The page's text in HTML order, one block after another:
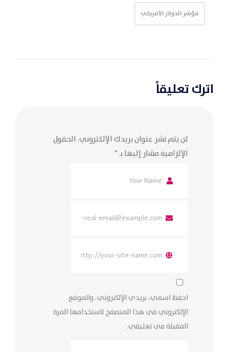
مؤشر الدولار الأمريكي
اترك تعليقاً
لن يتم نشر عنوان بريدك الإلكتروني. الحقول
الإلزامية مشار إليها بـ*
احفظ اسمي، بريدي الإلكتروني، والموقع
الإلكتروني في هذا المتصفح لاستخدامها المرة
المقبلة في تعليقي.